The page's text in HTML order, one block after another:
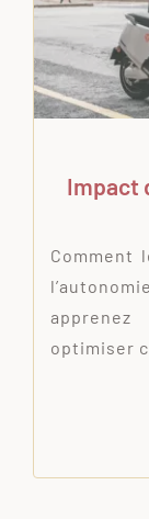
Impact
Comment
optimiser